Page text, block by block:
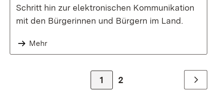
Schritt hin zur elektronischen Kommunikation
mit den Bürgerinnen und Bürgern im Land.
Mehr
Zur Seite
1 Zur Seite
2 Weiter